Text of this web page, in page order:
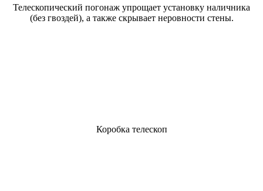
Телескопический погонаж упрощает установку наличника
(без гвоздей), а также скрывает неровности стены.
Коробка телескоп